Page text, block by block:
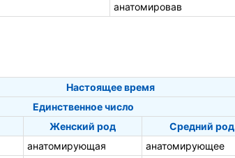
анатомировав
Настоящее время
Единственное число
Женский род
Средний род
анатомирующая анатомирующее